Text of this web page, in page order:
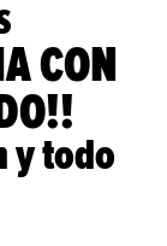
CON
y todo